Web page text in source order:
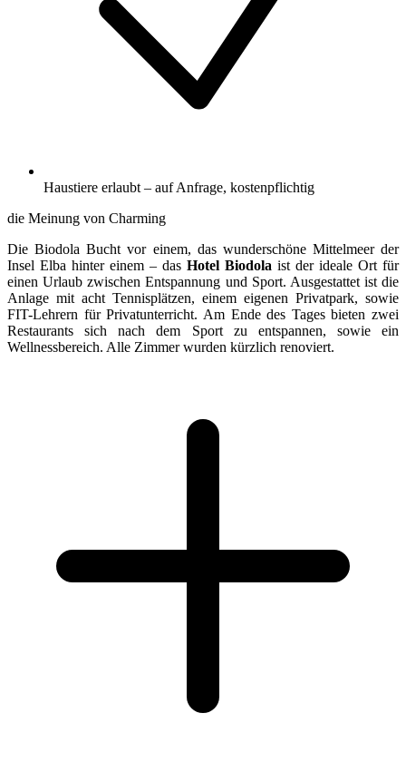
Haustiere erlaubt – auf Anfrage, kostenpflichtig
die Meinung von Charming
Die Biodola Bucht vor einem, das wunderschöne Mittelmeer der
Insel Elba hinter einem – das Hotel Biodola ist der ideale Ort für
einen Urlaub zwischen Entspannung und Sport. Ausgestattet ist die
Anlage mit acht Tennisplätzen, einem eigenen Privatpark, sowie
FIT-Lehrern für Privatunterricht. Am Ende des Tages bieten zwei
Restaurants sich nach dem Sport zu entspannen, sowie ein
Wellnessbereich. Alle Zimmer wurden kürzlich renoviert.